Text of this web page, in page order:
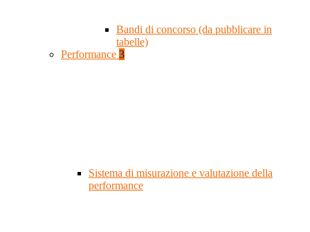
Bandi di concorso (da pubblicare in
tabelle)
Performance 3
Sistema di misurazione e valutazione della
performance